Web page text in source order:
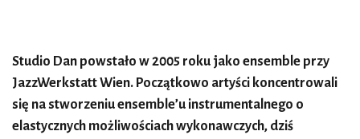
Studio Dan powstało w 2005 roku jako ensemble przy
JazzWerkstatt Wien. Początkowo artyści koncentrowali
się na stworzeniu ensemble’u instrumentalnego o
elastycznych możliwościach wykonawczych, dziś